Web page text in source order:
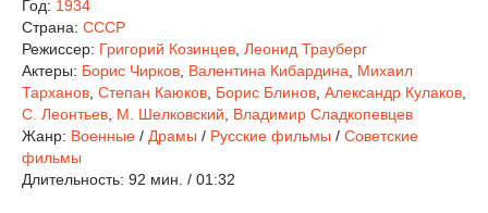
Год: 1934
Страна: СССР
Режиссер: Григорий Козинцев Леонид Трауберг
Актеры: Борис Чирков Валентина Кибардина
Михаил
Тарханов Степан Каюков Борис Блинов Александр Кулаков
С. Леонтьев М. Шелковский
Владимир Сладкопевцев
Жанр: Военные / Драмы / Русские фильмы / Советские
фильмы
Длительность: 92 мин. / 01:32